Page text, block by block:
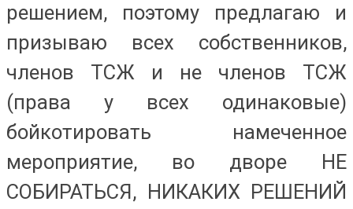
решением, поэтому предлагаю и
призываю всех собственников,
членов ТСЖ и не членов ТСЖ
(права у всех одинаковые)
бойкотировать намеченное
мероприятие, во дворе НЕ
СОБИРАТЬСЯ, НИКАКИХ РЕШЕНИЙ